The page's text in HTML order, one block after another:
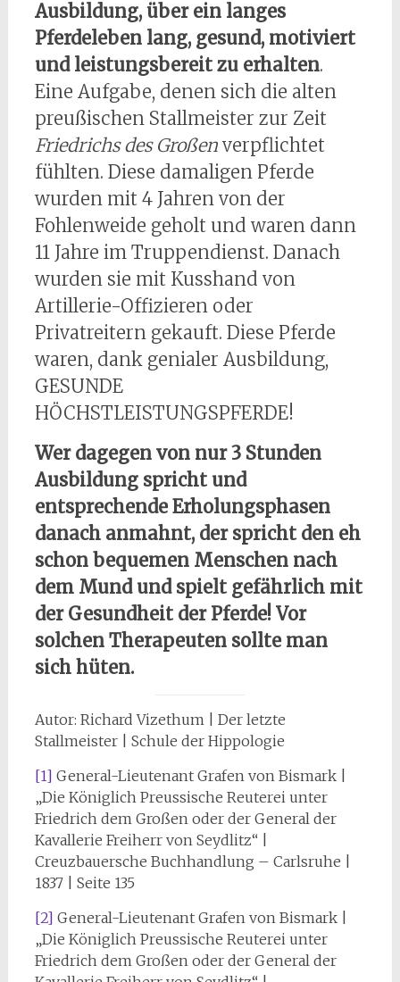
Ausbildung, über ein langes
Pferdeleben lang, gesund, motiviert
und leistungsbereit zu erhalten.
Eine Aufgabe, denen sich die alten
preußischen Stallmeister zur Zeit
Friedrichs des Großenverpflichtet
fühlten. Diese damaligen Pferde
wurden mit 4 Jahren von der
Fohlenweide geholt und waren dann
11 Jahre im Truppendienst. Danach
wurden sie mit Kusshand von
Artillerie-Offizieren oder
Privatreitern gekauft. Diese Pferde
waren, dank genialer Ausbildung,
GESUNDE
HÖCHSTLEISTUNGSPFERDE!
Wer dagegen von nur 3 Stunden
Ausbildung spricht und
entsprechende Erholungsphasen
danach anmahnt, der spricht den eh
schon bequemen Menschen nach
dem Mund und spielt gefährlich mit
der Gesundheit der Pferde! Vor
solchen Therapeuten sollte man
sich hüten.
Autor: Richard Vizethum | Der letzte
Stallmeister | Schule der Hippologie
[1] General-Lieutenant Grafen von Bismark |
„Die Königlich Preussische Reuterei unter
Friedrich dem Großen oder der General der
Kavallerie Freiherr von Seydlitz“ |
Creuzbauersche Buchhandlung – Carlsruhe |
1837 | Seite 135
[2] General-Lieutenant Grafen von Bismark |
„Die Königlich Preussische Reuterei unter
Friedrich dem Großen oder der General der